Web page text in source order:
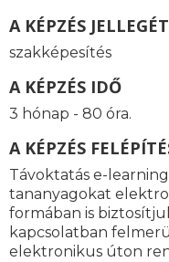
A KÉPZÉS
szakképesítés
A KÉPZÉS IDŐ
3 hónap - 80 óra.
A KÉPZÉS
Távoktatás e-
tananyagokat
formában is
kapcsolatban
elektronikus úton